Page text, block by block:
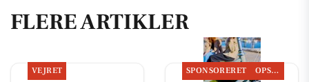
FLERE ARTIKLER
VEJRET SPONSORERET OPSLAGSTAVLEN